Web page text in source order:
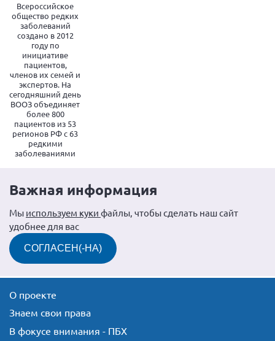
Всероссийское
общество редких
заболеваний
создано в 2012
году по
инициативе
пациентов,
членов их семей и
экспертов. На
сегодняшний день
ВООЗ объединяет
более 800
пациентов из 53
регионов РФ с 63
редкими
заболеваниями
Важная информация
Мы используем куки файлы, чтобы сделать наш сайт
удобнее для вас
СОГЛАСЕН(-НА)
О проекте
Знаем свои права
В фокусе внимания - ПБХ